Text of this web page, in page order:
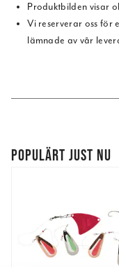
Produktbilden visar
Vi reserverar oss för
lämnade av vår
POPULÄRT JUST NU